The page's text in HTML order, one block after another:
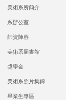
美術系所簡介
系辦公室
師資陣容
美術系圖書館
獎學金
美術系照片集錦
畢業生專區